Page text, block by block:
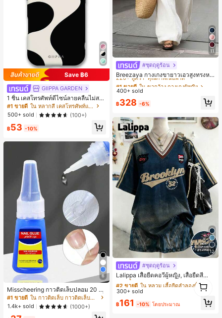
Save ฿6
GIIPPA GARDEN
1 ชิ้น เคสโทรศัพท์ดีไซน์ลายคลื่นไม่สม
มาตรสำหรับ Phone 17 Pro Max, เหม
าะสำหรับ Phone 16 Pro Max, 15 Pro
Max, 14 Pro Max, เคสโทรศัพท์สไตล์เ
กาหลีและน่าสนใจ, เข้ากันได้กับ 11/12/
13/14/15/16 Pro Max Plus, ดีไซน์หรู
ขวัญในอุดมคติสำหรับคริสต์มาส, วันว
าเลนไทน์, อีสเตอร์, ฤดูแต่งงานและวันเ
กิดสำหรับแฟนสาว
#1 ขายดี
ใน หลากสี เคสโทรศัพท์แฟชั่น
500+ sold
(100+)
฿53 -10%
6
Misscheering กาวติดเล็บปลอม 20 กรั
ม แรงยึดสูง เจลสติกเกอร์เล็บนุ่ม แห้งเร็
ว เหมาะสำหรับผู้เริ่มต้นทำเล็บ ติดทนน
าน
#1 ขายดี
ใน กาวติดเล็บ กาวติดเล็บและสารยึดติด
1.4k+ sold
(1000+)
11
#ชุดฤดูร้อน
Breezaya กางเกงขายาวเอวสูงทรงหล
วมขาบานสำหรับผู้หญิง สีขาวเรียบหรูส
ไตล์ชิค เหมาะสำหรับใส่เที่ยวทะเล วันห
ยโอกาสในชีวิตประจำวัน
#1 ขายดี ใน ขากว้าง กางเกงผู้หญิง
220+ พูดว่า "คุณภาพเนื้อผ้าดี"
#1 ขายดี ใน ขากว้าง กางเกงผู้หญิง
220+ พูดว่า "คุณภาพเนื้อผ้าดี"
#1 ขายดี ใน ขากว้าง กางเกงผู้หญิง
220+ พูดว่า "คุณภาพเนื้อผ้าดี"
#1 ขายดี
ใน ขากว้าง กางเกงผู้หญิง
400+ sold
฿328 -6%
12
#ชุดฤดูร้อน
Lalippa เสื้อยืดคอวีผู้หญิง, เสื้อยืดสีน้ำเ
งินสไตล์มินิมอลเรโทร, เสื้อยืดผู้หญิงทร
งหลวมสบาย, พิมพ์ตัวอักษรและตัวเลข
ดูร้อน, ลวดลายดีไซน์, ความรู้สึกพรีเมีย
#2 ขายดี
30+ พูดว่า "ไม่มีกลิ่น"
#2 ขายดี
ใน หลวม เสื้อยืดลำลองพื้นฐาน
30+ พูดว่า "ไม่มีกลิ่น"
#2 ขายดี
ใน หลวม เสื้อยืดลำลองพื้นฐาน
30+ พูดว่า "ไม่มีกลิ่น"
#2 ขายดี
300+ sold
฿161 -10% โดยประมาณ